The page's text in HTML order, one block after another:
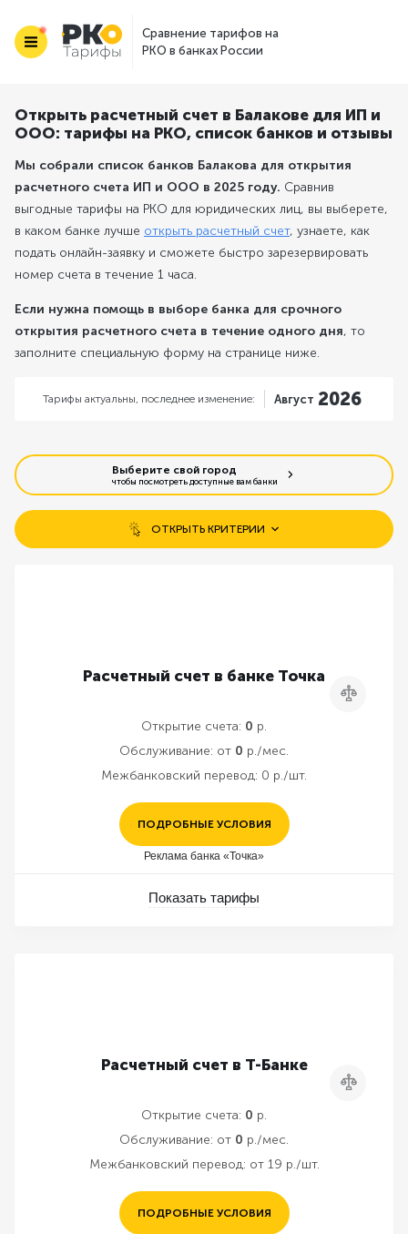
Сравнение тарифов на
РКО в банках России
Открыть расчетный счет в Балакове для ИП и
ООО: тарифы на РКО, список банков и отзывы
Мы собрали список банков Балакова для открытия
расчетного счета ИП и ООО в 2025 году. Сравнив
выгодные тарифы на РКО для юридических лиц, вы выберете,
в каком банке лучше открыть расчетный счет, узнаете, как
подать онлайн-заявку и сможете быстро зарезервировать
номер счета в течение 1 часа.
Если нужна помощь в выборе банка для срочного
открытия расчетного счета в течение одного дня, то
заполните специальную форму на странице ниже.
Тарифы актуальны, последнее изменение: Август 2026
Выберите свой город
чтобы посмотреть доступные вам банки
ОТКРЫТЬ КРИТЕРИИ
Расчетный счет в банке Точка
Сравнить
Открытие счета: 0 р.
Обслуживание: от 0 р./мес.
Межбанковский перевод: 0 р./шт.
ПОДРОБНЫЕ УСЛОВИЯ
Реклама банка «Точка»
Показать тарифы
Расчетный счет в Т-Банке
Сравнить
Открытие счета: 0 р.
Обслуживание: от 0 р./мес.
Межбанковский перевод: от 19 р./шт.
ПОДРОБНЫЕ УСЛОВИЯ